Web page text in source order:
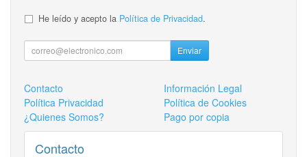
He leído y acepto la Política de Privacidad.
Enviar
Contacto
Información Legal
Política Privacidad
Política de Cookies
¿Quienes Somos?
Pago por copia
Contacto